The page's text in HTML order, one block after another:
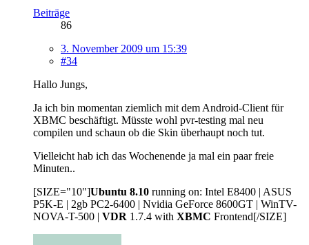
Beiträge
86
3. November 2009 um 15:39
#34
Hallo Jungs,
Ja ich bin momentan ziemlich mit dem Android-Client für
XBMC beschäftigt. Müsste wohl pvr-testing mal neu
compilen und schaun ob die Skin überhaupt noch tut.
Vielleicht hab ich das Wochenende ja mal ein paar freie
Minuten..
[SIZE="10"]Ubuntu 8.10 running on: Intel E8400 | ASUS
P5K-E | 2gb PC2-6400 | Nvidia GeForce 8600GT | WinTV-
NOVA-T-500 | VDR 1.7.4 with XBMC Frontend[/SIZE]